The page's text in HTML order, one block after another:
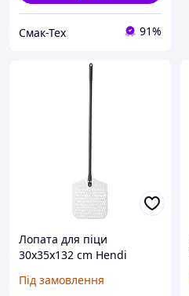
Смак-Тех 91%
Лопата для піци
30х35х132 cm Hendi
Під замовлення